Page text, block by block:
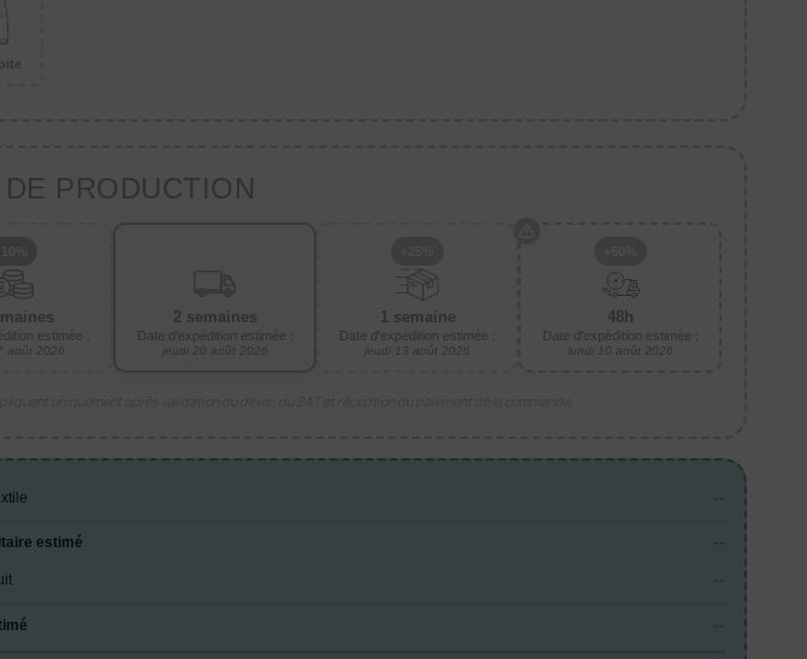
PRODUCTION
estimée :
août 2026
2 semaines
Date d'expédition estimée :
jeudi 20 août 2026
1 semaine
Date d'expédition estimée :
jeudi 13 août 2026
48h
Date d'expédition estimée :
lundi 10 août 2026
--
estimé --
--
--